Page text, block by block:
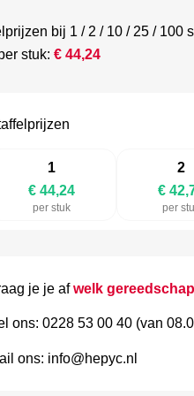
bij 1 / 2 / 10 / 25 / 100
stuk: € 44,24
1
€ 44,24
per stuk
2
€
per
je je afwelk gereedschap
ons: 0228 53 00 40 (van
ons: info@hepyc.nl